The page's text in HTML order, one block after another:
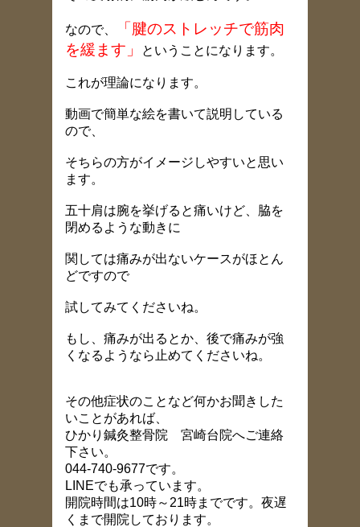
なので、 「 腱のストレッチで筋肉
を緩ます」
ということになります。
これが理論になります。
動画で簡単な絵を書いて説明している
ので、
そちらの方がイメージしやすいと思い
ます。
五十肩は腕を挙げると痛いけど、脇を
閉めるような動きに
関しては痛みが出ないケースがほとん
どですので
試してみてくださいね。
もし、痛みが出るとか、後で痛みが強
くなるようなら止めてくださいね。
その他症状のことなど何かお聞きした
いことがあれば、
ひかり鍼灸整骨院 宮崎台院へご連絡
下さい。
044-740-9677です。
LINEでも承っています。
開院時間は10時～21時までです。夜遅
くまで開院しております。